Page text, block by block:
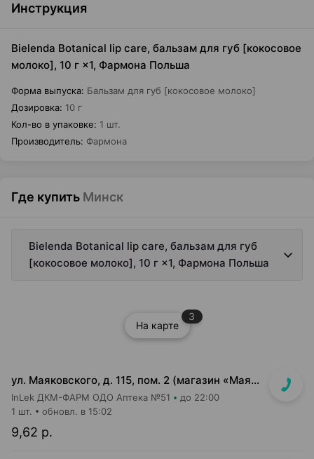
Инструкция
Bielenda Botanical lip care, бальзам для губ [кокосовое
молоко], 10 г ×1, Фармона Польша
Форма выпуска: Бальзам для губ [кокосовое молоко]
Дозировка: 10 г
Кол-во в упаковке: 1 шт.
Производитель: Фармона
Где купить Минск
Bielenda Botanical lip care, бальзам для губ
[кокосовое молоко], 10 г ×1, Фармона Польша
На карте
3
ул. Маяковского, д. 115, пом. 2 (магазин «Маяк»)
InLek ДКМ-ФАРМ ОДО Аптека №51 до 22:00
9,62 р.
1 шт. обновл. в 15:02